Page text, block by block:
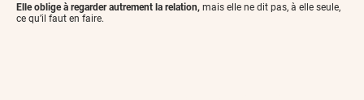
Elle oblige à regarder autrement la relation, mais elle ne dit pas, à elle seule,
ce qu’il faut en faire.